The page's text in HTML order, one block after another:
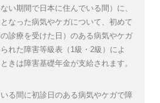
い期間で日本に住んでいる間）に、
なった病気やケガについて、初めて
診療を受けた日）のある病気やケガ
れた障害等級表（1級・2級）によ
きは障害基礎年金が支給されます。
る間に初診日のある病気やケガで障